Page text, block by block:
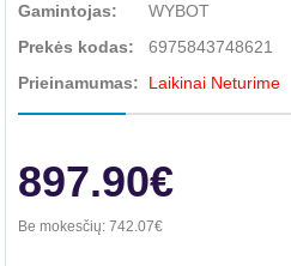
Gamintojas:
WYBOT
Prekės kodas:
6975843748621
Prieinamumas:
Laikinai Neturime
897.90€
Be mokesčių: 742.07€